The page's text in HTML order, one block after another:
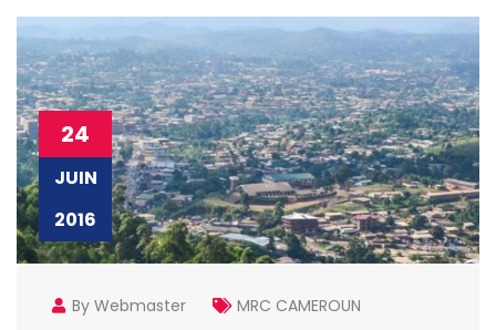
24
JUIN
2016
By Webmaster MRC CAMEROUN